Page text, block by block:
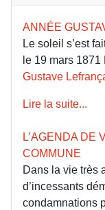
ANNÉE
Le soleil s’est
le 19 mars
Gustave
Lire la suite...
L’AGENDA DE
COMMUNE
Dans la vie très
d’incessants
condamnations